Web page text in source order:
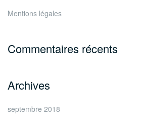
Mentions légales
Commentaires récents
Archives
septembre 2018